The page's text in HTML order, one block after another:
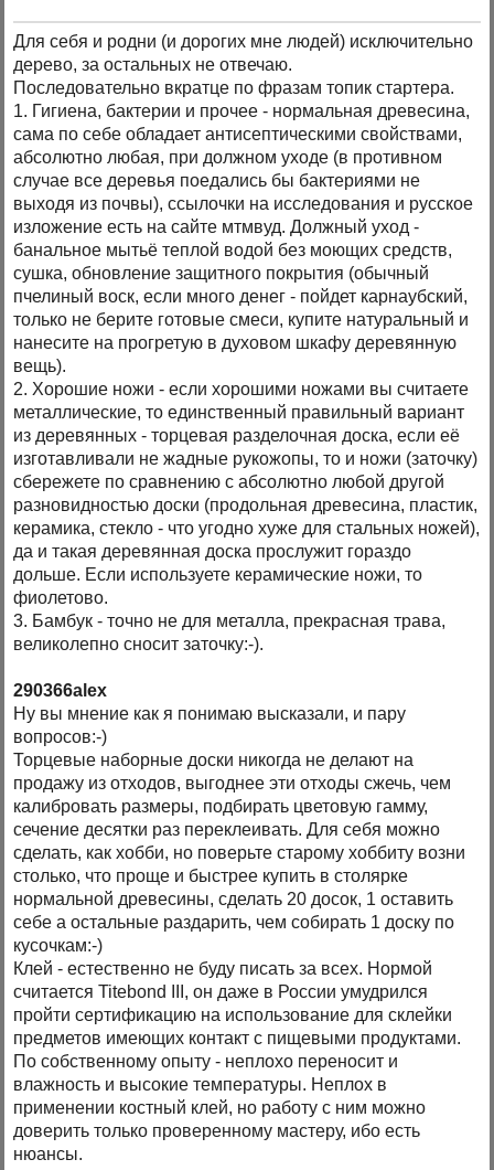
Для себя и родни (и дорогих мне людей) исключительно
дерево, за остальных не отвечаю.
Последовательно вкратце по фразам топик стартера.
1. Гигиена, бактерии и прочее - нормальная древесина,
сама по себе обладает антисептическими свойствами,
абсолютно любая, при должном уходе (в противном
случае все деревья поедались бы бактериями не
выходя из почвы), ссылочки на исследования и русское
изложение есть на сайте мтмвуд. Должный уход -
банальное мытьё теплой водой без моющих средств,
сушка, обновление защитного покрытия (обычный
пчелиный воск, если много денег - пойдет карнаубский,
только не берите готовые смеси, купите натуральный и
нанесите на прогретую в духовом шкафу деревянную
вещь).
2. Хорошие ножи - если хорошими ножами вы считаете
металлические, то единственный правильный вариант
из деревянных - торцевая разделочная доска, если её
изготавливали не жадные рукожопы, то и ножи (заточку)
сбережете по сравнению с абсолютно любой другой
разновидностью доски (продольная древесина, пластик,
керамика, стекло - что угодно хуже для стальных ножей),
да и такая деревянная доска прослужит гораздо
дольше. Если используете керамические ножи, то
фиолетово.
3. Бамбук - точно не для металла, прекрасная трава,
великолепно сносит заточку:-).
290366alex
Ну вы мнение как я понимаю высказали, и пару
вопросов:-)
Торцевые наборные доски никогда не делают на
продажу из отходов, выгоднее эти отходы сжечь, чем
калибровать размеры, подбирать цветовую гамму,
сечение десятки раз переклеивать. Для себя можно
сделать, как хобби, но поверьте старому хоббиту возни
столько, что проще и быстрее купить в столярке
нормальной древесины, сделать 20 досок, 1 оставить
себе а остальные раздарить, чем собирать 1 доску по
кусочкам:-)
Клей - естественно не буду писать за всех. Нормой
считается Titebond III, он даже в России умудрился
пройти сертификацию на использование для склейки
предметов имеющих контакт с пищевыми продуктами.
По собственному опыту - неплохо переносит и
влажность и высокие температуры. Неплох в
применении костный клей, но работу с ним можно
доверить только проверенному мастеру, ибо есть
нюансы.